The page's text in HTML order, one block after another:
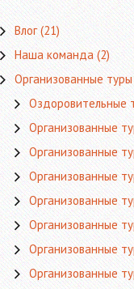
Влог(21)
Наша команда(2)
Организованные
Оздоровительные
Организованные
Организованные
Организованные
Организованные
Организованные
Организованные
Организованные